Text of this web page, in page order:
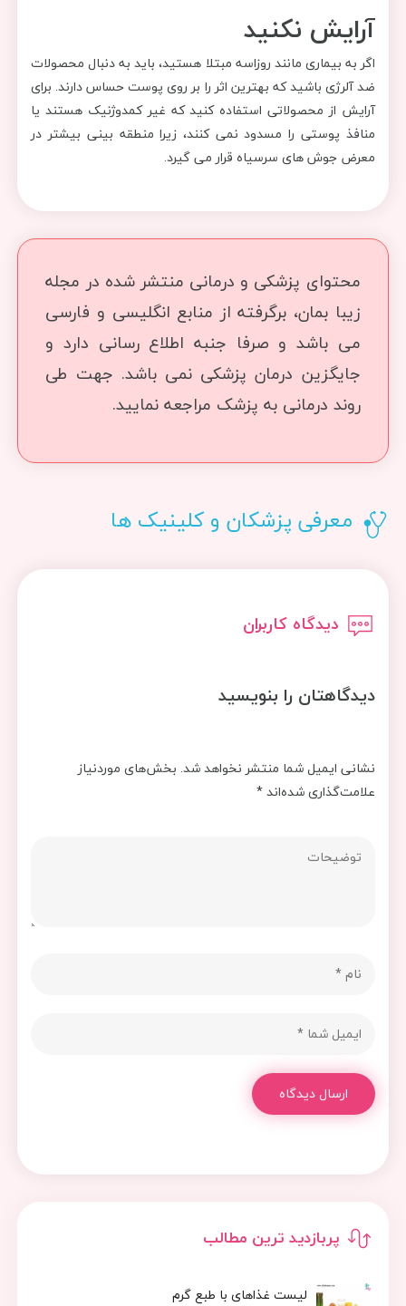
پربازدید ترین مطالب
لیست غذاهای با طبع گرم
آرایش نکنید
اگر به بیماری مانند روزاسه مبتلا هستید، باید به دنبال محصولات
ضد آلرژی باشید که بهترین اثر را بر روی پوست حساس دارند. برای
آرایش از محصولاتی استفاده کنید که غیر کمدوژنیک هستند یا
منافذ پوستی را مسدود نمی کنند، زیرا منطقه بینی بیشتر در
معرض جوش های سرسیاه قرار می گیرد.
محتوای پزشکی و درمانی منتشر شده در مجله
زیبا بمان، برگرفته از منابع انگلیسی و فارسی
می باشد و صرفا جنبه اطلاع رسانی دارد و
جایگزین درمان پزشکی نمی باشد. جهت طی
روند درمانی به پزشک مراجعه نمایید.
معرفی پزشکان و کلینیک ها
دیدگاه کاربران
دیدگاهتان را بنویسید
نشانی ایمیل شما منتشر نخواهد شد. بخش‌های موردنیاز
علامت‌گذاری شده‌اند*
ارسال دیدگاه